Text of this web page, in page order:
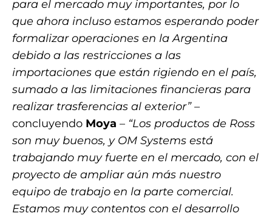
para el mercado muy importantes, por lo
que ahora incluso estamos esperando poder
formalizar operaciones en la Argentina
debido a las restricciones a las
importaciones que están rigiendo en el país,
sumado a las limitaciones financieras para
realizar trasferencias al exterior”–
concluyendo Moya – “Los productos de Ross
son muy buenos, y OM Systems está
trabajando muy fuerte en el mercado, con el
proyecto de ampliar aún más nuestro
equipo de trabajo en la parte comercial.
Estamos muy contentos con el desarrollo